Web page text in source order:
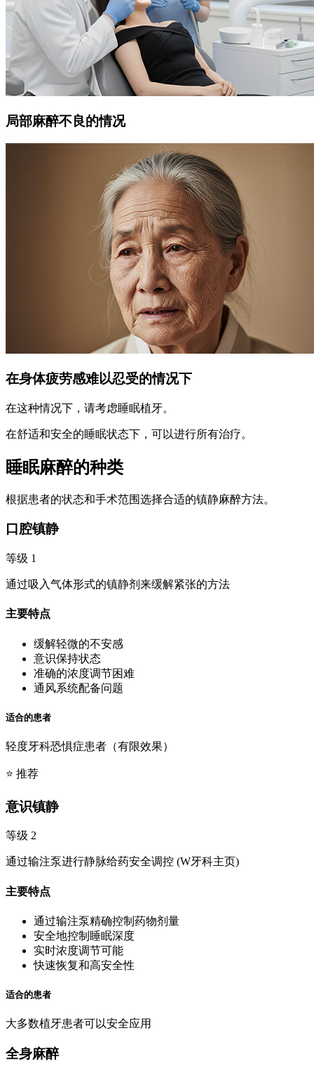
局部麻醉不良的情况
在身体疲劳感难以忍受的情况下
在这种情况下，请考虑睡眠植牙。
在舒适和安全的睡眠状态下，可以进行所有治疗。
睡眠麻醉的种类
根据患者的状态和手术范围选择合适的镇静麻醉方法。
口腔镇静
等级 1
通过吸入气体形式的镇静剂来缓解紧张的方法
主要特点
缓解轻微的不安感
意识保持状态
准确的浓度调节困难
通风系统配备问题
适合的患者
轻度牙科恐惧症患者（有限效果）
⭐ 推荐
意识镇静
等级 2
通过输注泵进行静脉给药安全调控 (W牙科主页)
主要特点
通过输注泵精确控制药物剂量
安全地控制睡眠深度
实时浓度调节可能
快速恢复和高安全性
适合的患者
大多数植牙患者可以安全应用
全身麻醉